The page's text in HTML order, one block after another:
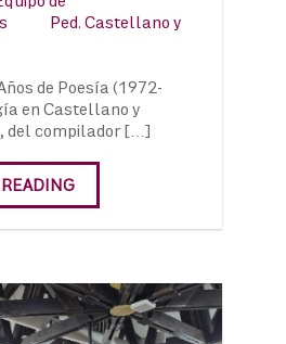
Ped. Castellano y
de Poesía (1972-
en Castellano y
del compilador […]